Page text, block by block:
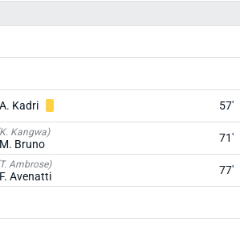
A. Kadri
57'
Kangwa)
M. Bruno 71'
Ambrose)
F. Avenatti 77'